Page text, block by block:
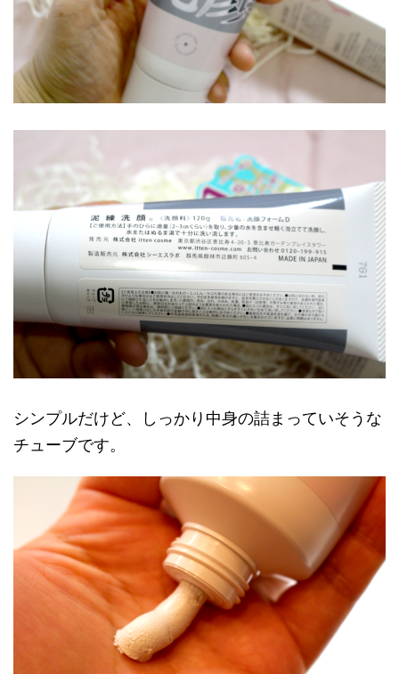
シンプルだけど、しっかり中身の詰まっていそうな
チューブです。